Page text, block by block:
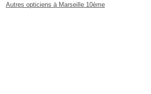
Autres opticiens à Marseille 10ème